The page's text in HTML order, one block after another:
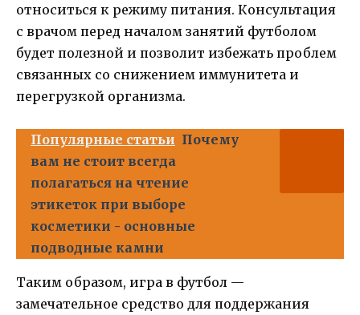
относиться к режиму питания. Консультация
с врачом перед началом занятий футболом
будет полезной и позволит избежать проблем
связанных со снижением иммунитета и
перегрузкой организма.
Популярные статьи Почему
вам не стоит всегда
полагаться на чтение
этикеток при выборе
косметики - основные
подводные камни
Таким образом, игра в футбол —
замечательное средство для поддержания